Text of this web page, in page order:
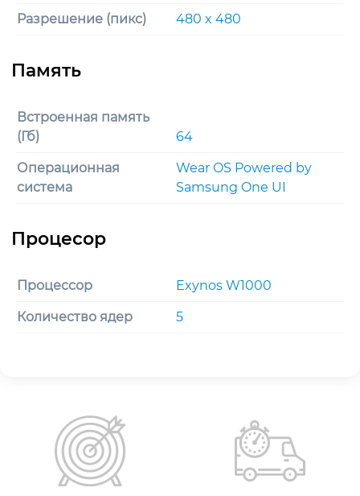
Разрешение (пикс) 480 x 480
Встроенная память
(Гб)
64
Операционная
система
Wear OS Powered by
Samsung One UI
Процессор Exynos W1000
Количество ядер 5